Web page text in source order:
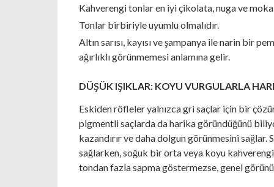
Kahverengi tonlar en iyi çikolata, nuga ve
Tonlar birbiriyle uyumlu olmalıdır.
Altın sarısı, kayısı ve şampanya ile narin bir
ağırlıklı görünmemesi anlamına gelir.
DÜŞÜK IŞIKLAR: KOYU VURGULARLA
Eskiden röfleler yalnızca gri saçlar için bir
pigmentli saçlarda da harika göründüğünü
kazandırır ve daha dolgun görünmesini sağlar.
sağlarken, soğuk bir orta veya koyu
tondan fazla sapma göstermezse, genel